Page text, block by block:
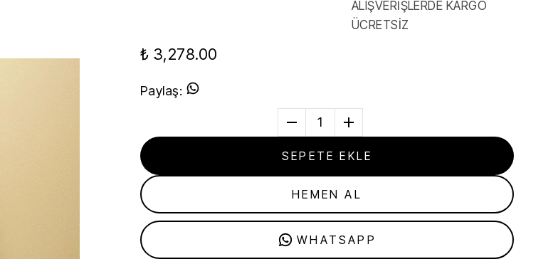
ALIŞVERİŞLERDE KARGO
ÜCRETSİZ
₺ 3,278.00
Paylaş:
1
SEPETE EKLE
HEMEN AL
WHATSAPP